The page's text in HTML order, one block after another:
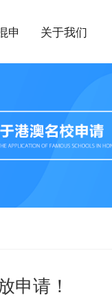
申 关于我们
申请！